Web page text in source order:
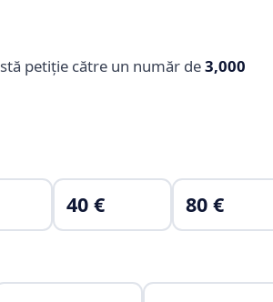
petiție către un număr de3,000
40 € 80 €